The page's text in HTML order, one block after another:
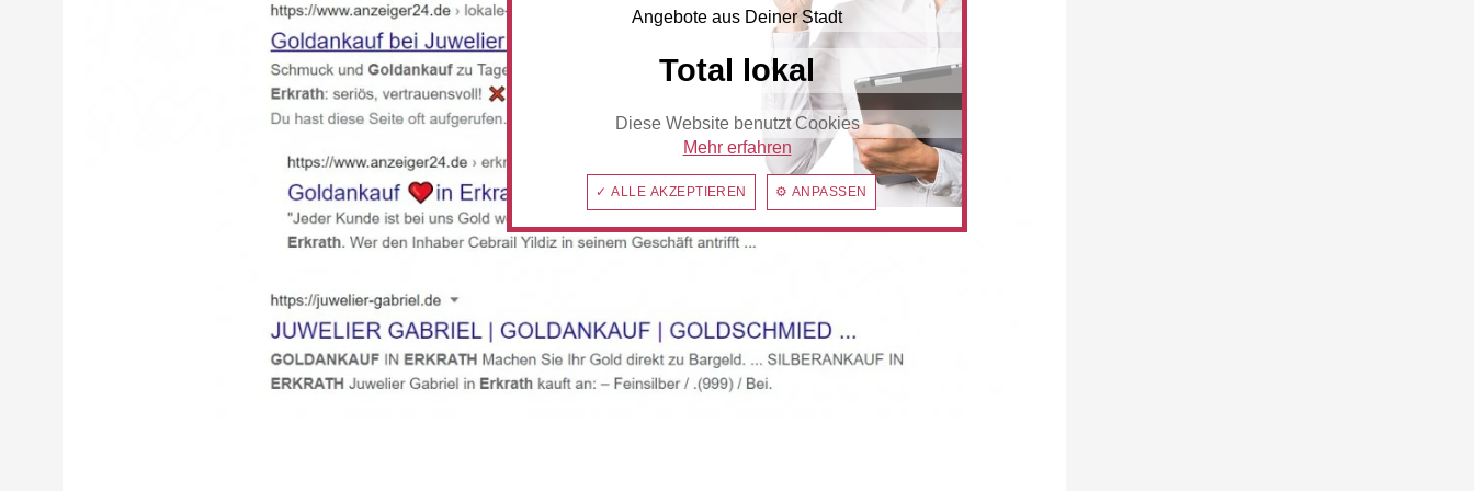
Angebote aus Deiner Stadt
Total lokal
Diese Website benutzt Cookies
Mehr erfahren
✓ ALLE AKZEPTIEREN ⚙ ANPASSEN